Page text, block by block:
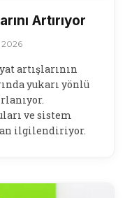
Artırıyor
2026
artışlarının
yukarı yönlü
ve sistem
ilgilendiriyor.